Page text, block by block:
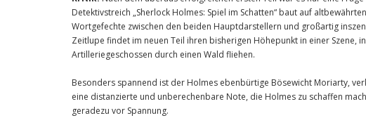
Detektivstreich „Sherlock Holmes: Spiel im Schatten“ baut auf
Wortgefechte zwischen den beiden Hauptdarstellern und großartig
Zeitlupe findet im neuen Teil ihren bisherigen Höhepunkt in einer Szene,
Artilleriegeschossen durch einen Wald fliehen.
Besonders spannend ist der Holmes ebenbürtige Bösewicht Moriarty,
eine distanzierte und unberechenbare Note, die Holmes zu schaffen
geradezu vor Spannung.